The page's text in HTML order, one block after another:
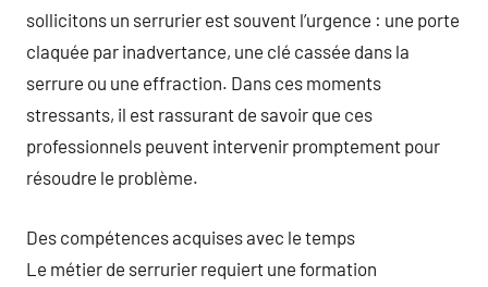
sollicitons un serrurier est souvent l’urgence : une porte
claquée par inadvertance, une clé cassée dans la
serrure ou une effraction. Dans ces moments
stressants, il est rassurant de savoir que ces
professionnels peuvent intervenir promptement pour
résoudre le problème.
Des compétences acquises avec le temps
Le métier de serrurier requiert une formation